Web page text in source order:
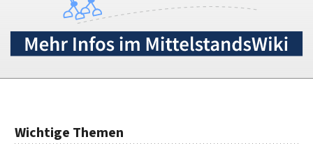
Wichtige Themen